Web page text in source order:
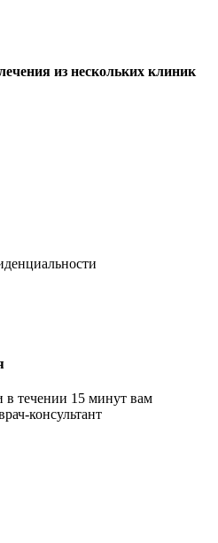
из нескольких клиник
в течении 15 минут вам
консультант